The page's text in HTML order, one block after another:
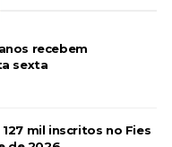
recebem
sexta
mil inscritos no Fies